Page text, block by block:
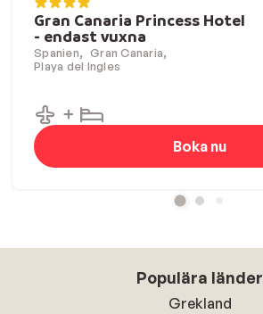
Gran Canaria Princess Hotel
- endast vuxna
Spanien
Gran Canaria
Playa del Ingles
Boka nu
Populära länder
Grekland